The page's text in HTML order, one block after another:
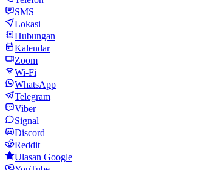
SMS
Lokasi
Hubungan
Kalendar
Zoom
Wi-Fi
WhatsApp
Telegram
Viber
Signal
Discord
Reddit
Ulasan Google